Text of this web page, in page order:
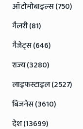
ऑटोमोबाइल्स (750)
गैलरी (81)
गैजेट्स (646)
राज्य (3280)
लाइफस्टाइल (2527)
बिजनेस (3610)
देश (13699)